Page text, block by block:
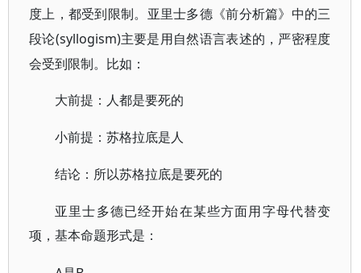
度上，都受到限制。亚里士多德《前分析篇》中的三
段论(syllogism)主要是用自然语言表述的，严密程度
会受到限制。比如：
大前提：人都是要死的
小前提：苏格拉底是人
结论：所以苏格拉底是要死的
亚里士多德已经开始在某些方面用字母代替变
项，基本命题形式是：